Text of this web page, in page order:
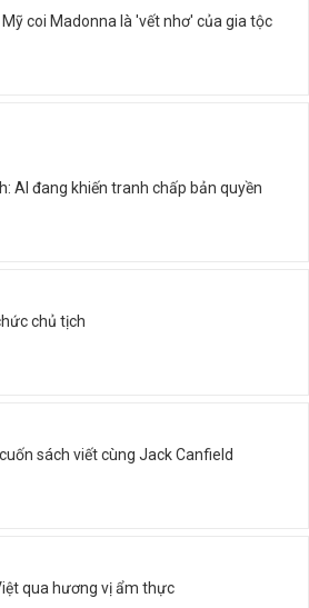
coi Madonna là 'vết nhơ' của gia tộc
AI đang khiến tranh chấp bản quyền
chủ tịch
sách viết cùng Jack Canfield
qua hương vị ẩm thực